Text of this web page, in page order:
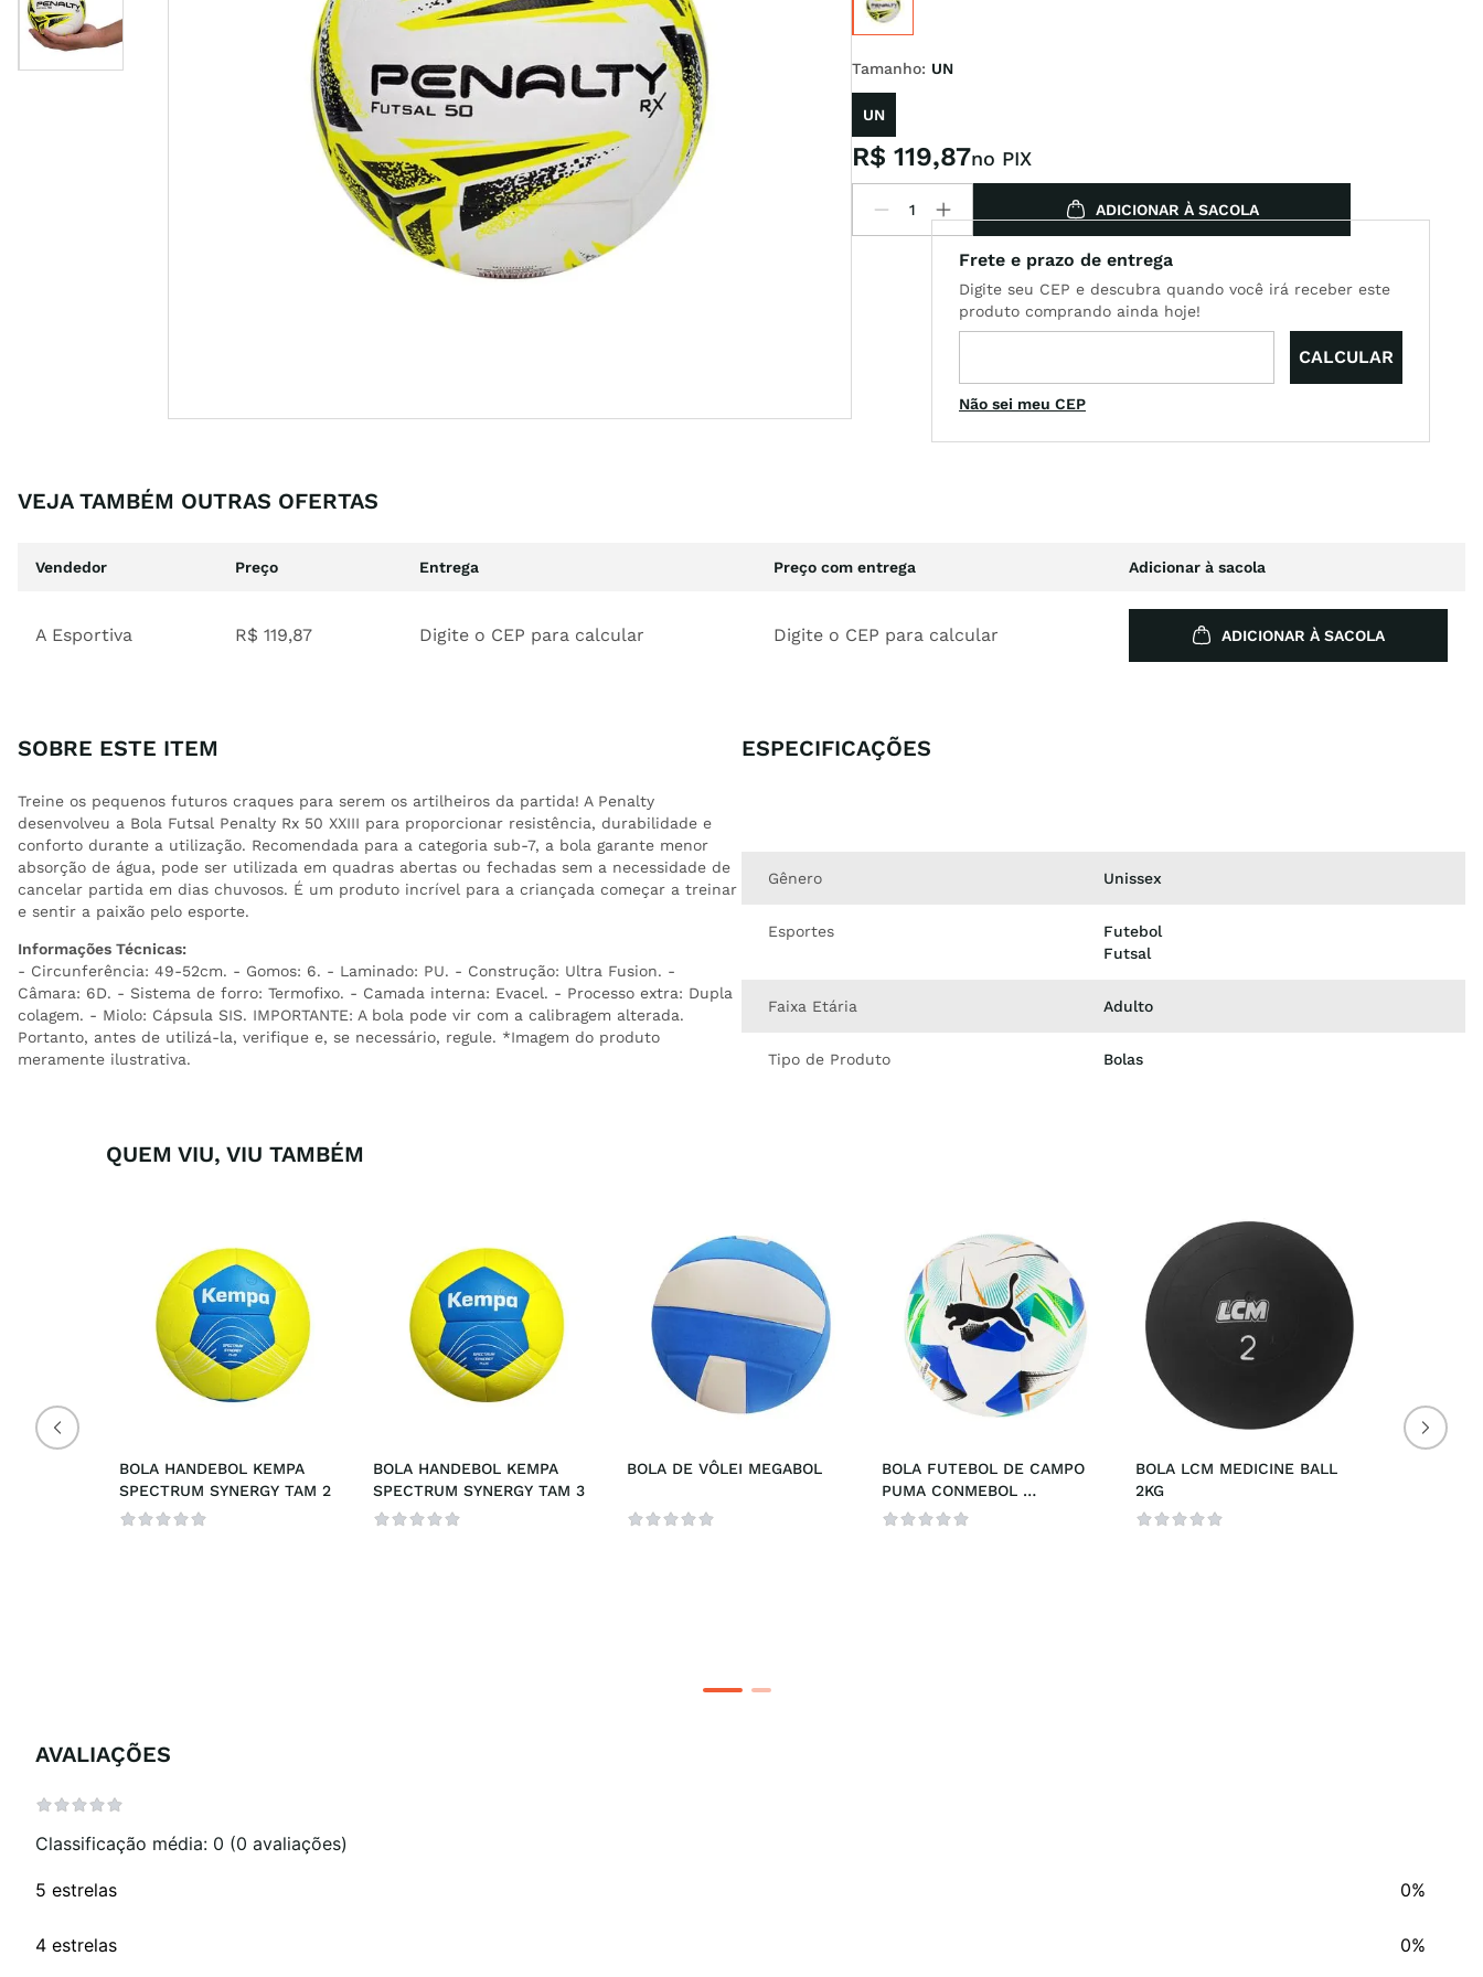
Tamanho: UN
UN
R$ 119,87no PIX
ADICIONAR À SACOLA
Não sei meu CEP
VEJA TAMBÉM OUTRAS OFERTAS
Vendedor Preço Entrega Preço com entrega Adicionar à sacola
A Esportiva R$ 119,87 Digite o CEP para calcular Digite o CEP para calcular ADICIONAR À SACOLA
SOBRE ESTE ITEM
Treine os pequenos futuros craques para serem os artilheiros da partida! A Penalty
desenvolveu a Bola Futsal Penalty Rx 50 XXIII para proporcionar resistência, durabilidade e
conforto durante a utilização. Recomendada para a categoria sub-7, a bola garante menor
absorção de água, pode ser utilizada em quadras abertas ou fechadas sem a necessidade de
cancelar partida em dias chuvosos. É um produto incrível para a criançada começar a treinar
e sentir a paixão pelo esporte.
Informações Técnicas:
- Circunferência: 49-52cm. - Gomos: 6. - Laminado: PU. - Construção: Ultra Fusion. -
Câmara: 6D. - Sistema de forro: Termofixo. - Camada interna: Evacel. - Processo extra: Dupla
colagem. - Miolo: Cápsula SIS. IMPORTANTE: A bola pode vir com a calibragem alterada.
Portanto, antes de utilizá-la, verifique e, se necessário, regule. *Imagem do produto
meramente ilustrativa.
ESPECIFICAÇÕES
Gênero Unissex
Esportes
Futebol
Futsal
Faixa Etária Adulto
Tipo de Produto Bolas
QUEM VIU, VIU TAMBÉM
BOLA HANDEBOL KEMPA
SPECTRUM SYNERGY TAM 2
BOLA HANDEBOL KEMPA
SPECTRUM SYNERGY TAM 3
BOLA DE VÔLEI MEGABOL
BOLA FUTEBOL DE CAMPO
PUMA CONMEBOL
LIBERTADORES HYB
BOLA LCM MEDICINE BALL
2KG
AVALIAÇÕES
Classificação média: 0 (0 avaliações)
5 estrelas 0%
4 estrelas 0%
8º casual
9º unissex
crossfit